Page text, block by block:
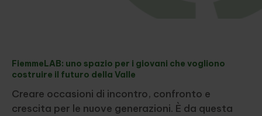
FiemmeLAB: uno spazio per i giovani che vogliono
costruire il futuro della Valle
Creare occasioni di incontro, confronto e
crescita per le nuove generazioni. È da questa